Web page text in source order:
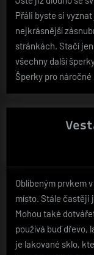
Přáli byste si
nejkrásnější
stránkách. Stačí
všechny další
Šperky pro
Oblíbeným prvkem
místo. Stále častěji
Mohou také
používá buď dřevo,
je lakované sklo,